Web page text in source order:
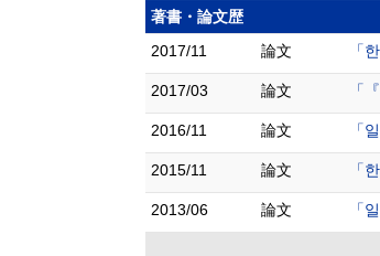
著書・論文歴
2017/11
論文 「
2017/03 論文 「
2016/11 論文 「
2015/11 論文 「
2013/06 論文 「